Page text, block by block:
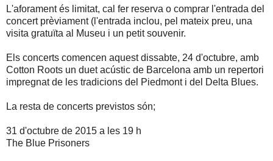
L'aforament és limitat, cal fer reserva o comprar l'entrada del
concert prèviament (l'entrada inclou, pel mateix preu, una
visita gratuïta al Museu i un petit souvenir.
Els concerts comencen aquest dissabte, 24 d'octubre, amb
Cotton Roots un duet acústic de Barcelona amb un repertori
impregnat de les tradicions del Piedmont i del Delta Blues.
La resta de concerts previstos són;
31 d'octubre de 2015 a les 19 h
The Blue Prisoners